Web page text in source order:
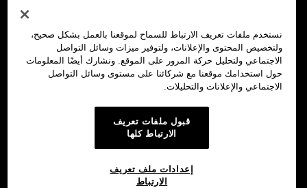
نستخدم ملفات تعريف الارتباط للسماح لموقعنا بالعمل بشكل صحيح،
ولتخصيص المحتوى والإعلانات، ولتوفير ميزات وسائل التواصل
الاجتماعي ولتحليل حركة المرور على الموقع. ونشارك أيضًا المعلومات
حول استخدامك موقعنا مع شركائنا على مستوى وسائل التواصل
الاجتماعي والإعلانات والتحليلات.
قبول ملفات تعريف
الارتباط كلها
إعدادات ملف تعريف
الارتباط